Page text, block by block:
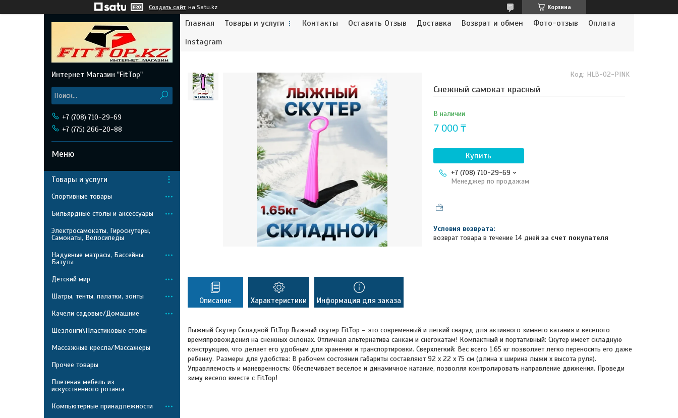
Создать сайт на Satu.kz Корзина
Главная Товары и услуги Контакты Оставить Отзыв Доставка Возврат и обмен Фото-отзыв
Оплата
Instagram
Снежный самокат красный
В наличии
Код: HLB-02-PINK
7 000 ₸
Купить
+7 (708) 710-29-69
Менеджер по продажам
возврат товара в течение 14 дней за счет покупателя
Описание Характеристики Информация для заказа
Лыжный Скутер Складной FitTop Лыжный скутер FitTop – это современный и легкий снаряд для активного зимнего катания и веселого
времяпровождения на снежных склонах. Отличная альтернатива санкам и снегокатам! Компактный и портативный: Скутер имеет складную
конструкцию, что делает его удобным для хранения и транспортировки. Сверхлегкий: Вес всего 1.65 кг позволяет легко переносить его даже
ребенку. Размеры для удобства: В рабочем состоянии габариты составляют 92 x 22 x 75 см (длина x ширина лыжи x высота руля).
Управляемость и маневренность: Обеспечивает веселое и динамичное катание, позволяя контролировать направление движения. Проведи
зиму весело вместе с FitTop!
Интернет Магазин "FitTop"
+7 (708) 710-29-69
+7 (775) 266-20-88
Товары и услуги
Спортивные товары
Бильярдные столы и аксессуары
Электросамокаты, Гироскутеры,
Самокаты, Велосипеды
Надувные матрасы, Бассейны,
Батуты
Детский мир
Шатры, тенты, палатки, зонты
Качели садовые/Домашние
Шезлонги\Пластиковые столы
Массажные кресла/Массажеры
Прочее товары
Плетеная мебель из
искусственного ротанга
Компьютерные принадлежности